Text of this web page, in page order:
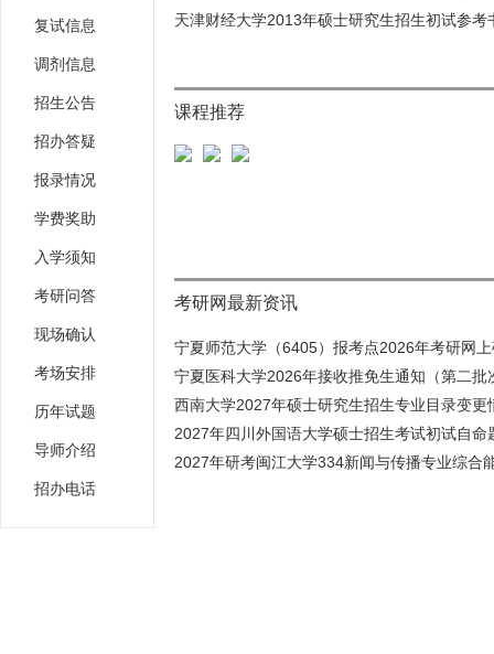
复试信息
调剂信息
招生公告
招办答疑
报录情况
学费奖助
入学须知
考研问答
现场确认
考场安排
历年试题
导师介绍
招办电话
天津财经大学2013年硕士研究生招生初试参考
课程推荐
考研网最新资讯
宁夏师范大学（6405）报考点2026年考研网
宁夏医科大学2026年接收推免生通知（第二批
西南大学2027年硕士研究生招生专业目录变更
2027年四川外国语大学硕士招生考试初试自命
2027年研考闽江大学334新闻与传播专业综合